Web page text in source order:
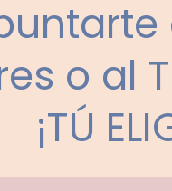
o al
¡TÚ